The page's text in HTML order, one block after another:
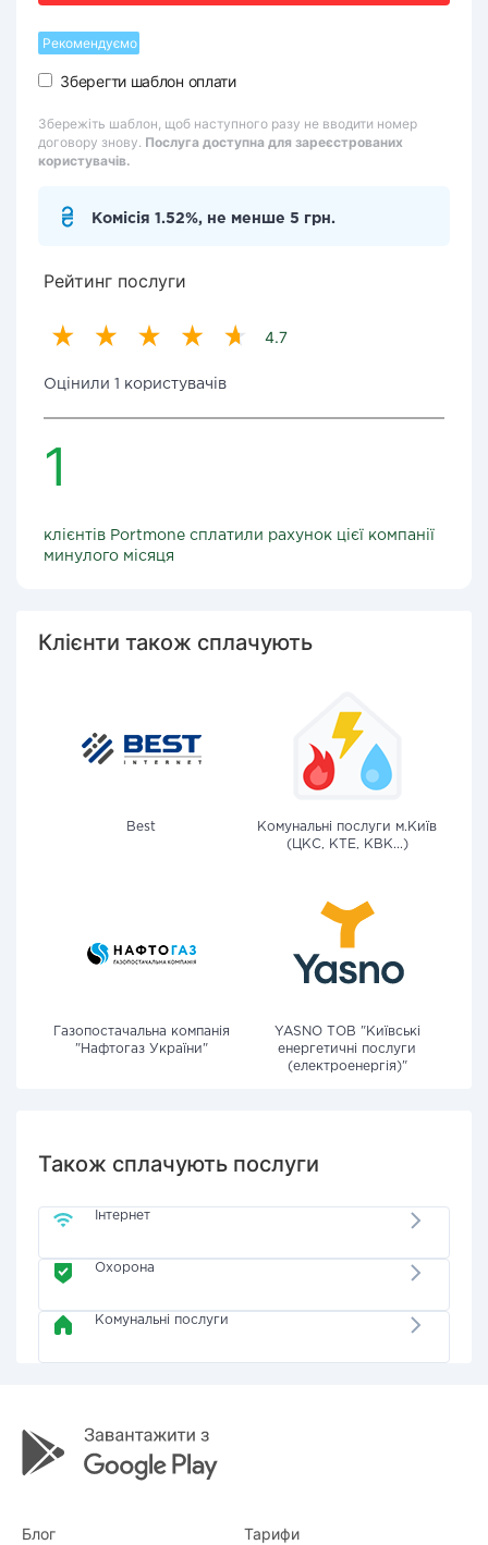
Рекомендуємо
Зберегти шаблон оплати
Збережіть шаблон, щоб наступного разу не вводити номер
договору знову. Послуга доступна для зареєстрованих
користувачів.
Комісія 1.52%, не менше 5 грн.
Рейтинг послуги
4.7
Оцінили 1 користувачів
1
клієнтів Portmone сплатили рахунок цієї компанії
минулого місяця
Клієнти також сплачують
Best
Комунальні послуги м.Київ
(ЦКС, КТЕ, КВК...)
Газопостачальна компанія
"Нафтогаз України"
YASNO ТОВ "Київські
енергетичні послуги
(електроенергія)"
Також сплачують послуги
Інтернет
Охорона
Комунальні послуги
Блог Тарифи